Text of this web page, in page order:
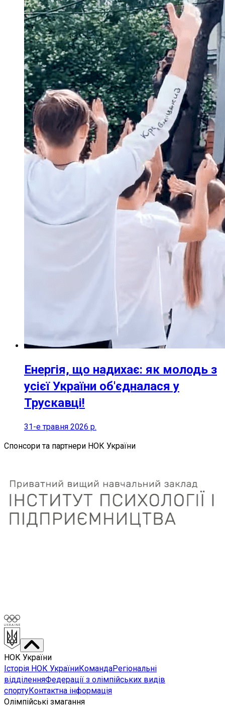
Енергія, що надихає: як молодь з
усієї України об'єдналася у
Трускавці!
31-е травня 2026 р.
Спонсори та партнери НОК України
НОК України
Історія НОК УкраїниКомандаРегіональні
відділенняФедерації з олімпійських видів
спортуКонтактна інформація
Олімпійські змагання